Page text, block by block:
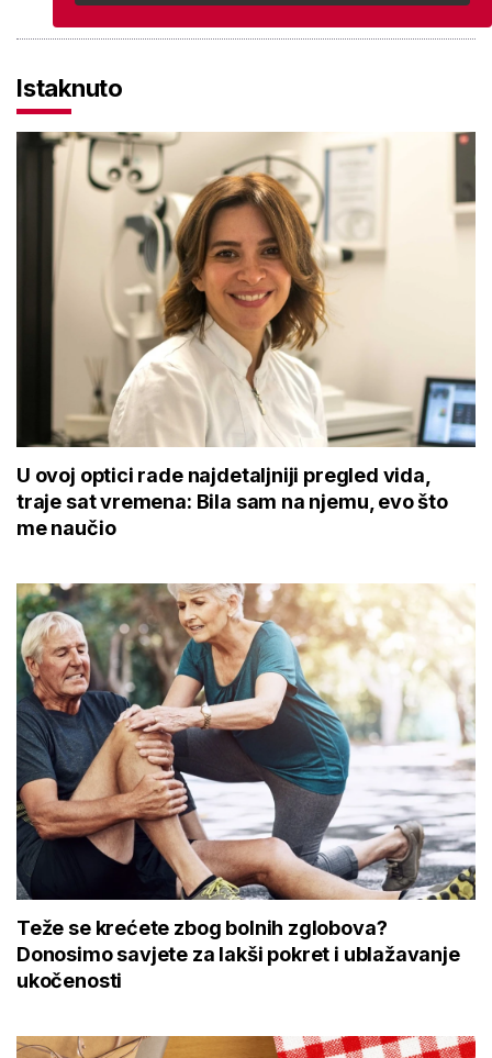
Istaknuto
U ovoj optici rade najdetaljniji pregled vida,
traje sat vremena: Bila sam na njemu, evo što
me naučio
Teže se krećete zbog bolnih zglobova?
Donosimo savjete za lakši pokret i ublažavanje
ukočenosti